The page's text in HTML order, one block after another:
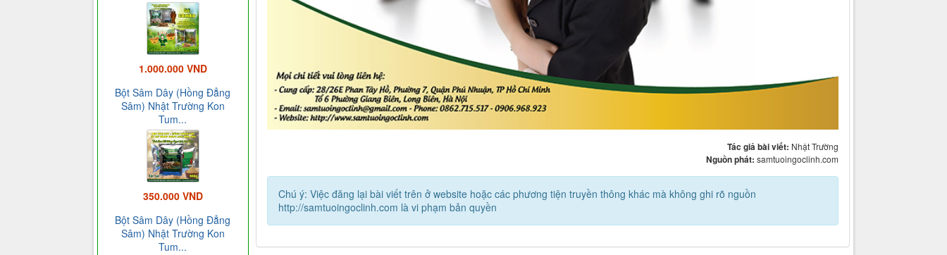
Tác giả bài viết: Nhật Trường
Nguồn phát: samtuoingoclinh.com
Chú ý: Việc đăng lại bài viết trên ở website hoặc các phương tiện truyền thông khác mà không ghi rõ nguồn
http://samtuoingoclinh.com là vi phạm bản quyền
1.000.000 VND
Bột Sâm Dây (Hồng Đẳng
Sâm) Nhật Trường Kon
Tum...
350.000 VND
Bột Sâm Dây (Hồng Đẳng
Sâm) Nhật Trường Kon
Tum...